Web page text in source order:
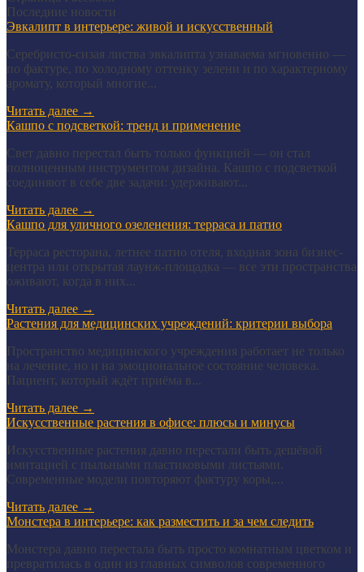
Последние новости
Эвкалипт в интерьере: живой и искусственный
Серебристо-сизая листва эвкалипта узнаваема мгновенно —
по фактуре, по холодному оттенку зелени и по характерному
аромату, который многие...
Читать далее →
Кашпо с подсветкой: тренд и применение
Свет давно перестал быть только функцией — он стал
полноценным инструментом дизайна. Кашпо с подсветкой
соединяют в себе две задачи: удерживают...
Читать далее →
Кашпо для уличного озеленения: терраса и патио
Терраса ресторана, летнее патио отеля, входная зона бизнес-
центра или открытая лаунж-площадка — все эти пространства
оживают, когда в них...
Читать далее →
Растения для медицинских учреждений: критерии выбора
Пространство медицинского учреждения работает не только
на лечение, но и на эмоциональное состояние человека.
Пациент, который ждёт приёма в...
Читать далее →
Искусственные растения в офисе: плюсы и минусы
Искусственные растения давно перестали быть дешёвой
имитацией с пыльными пластиковыми листьями.
Современные модели повторяют фактуру коры,...
Читать далее →
Монстера в интерьере: как разместить и за чем следить
Монстера давно перестала быть просто комнатным цветком и
превратилась в один из главных символов современного